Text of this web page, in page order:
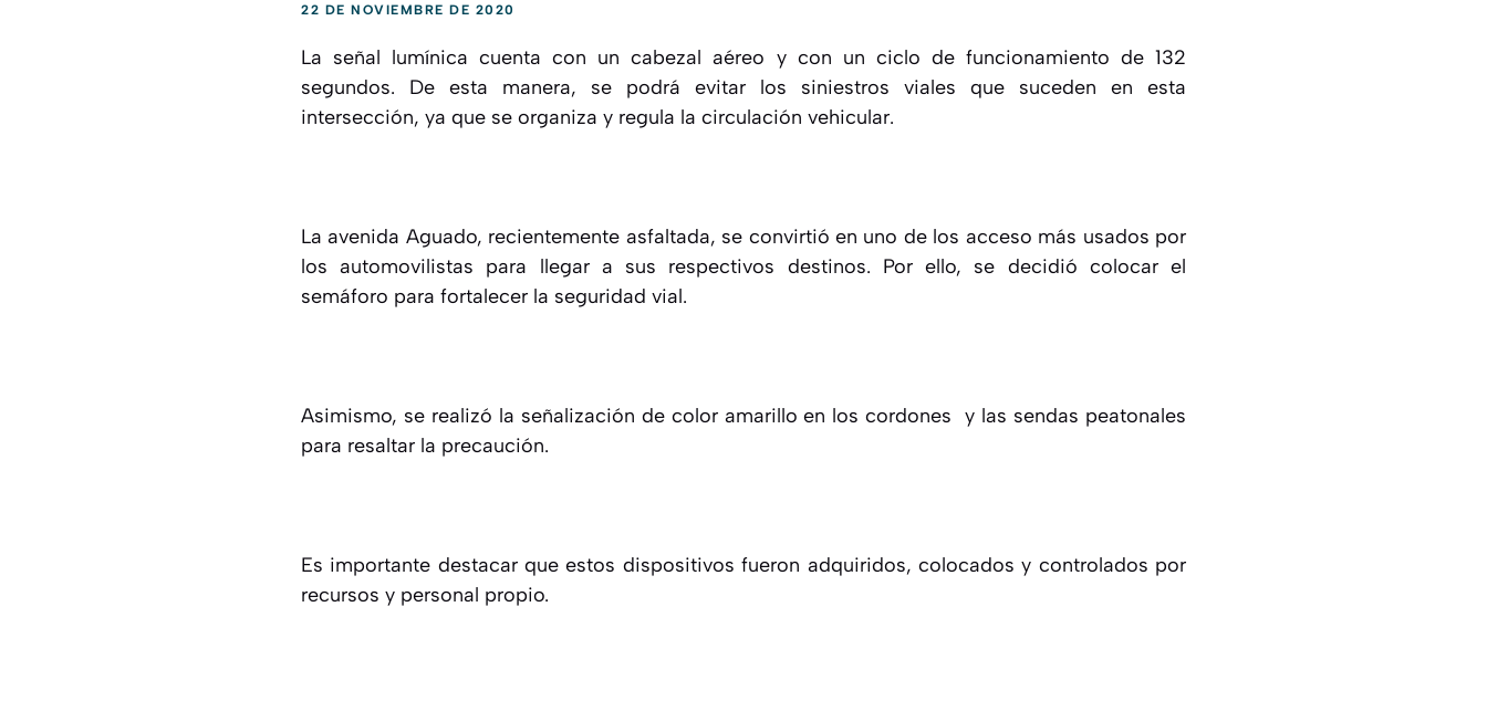
22 DE NOVIEMBRE DE 2020
La señal lumínica cuenta con un cabezal aéreo y con un ciclo de funcionamiento de 132
segundos. De esta manera, se podrá evitar los siniestros viales que suceden en esta
intersección, ya que se organiza y regula la circulación vehicular.
La avenida Aguado, recientemente asfaltada, se convirtió en uno de los acceso más usados por
los automovilistas para llegar a sus respectivos destinos. Por ello, se decidió colocar el
semáforo para fortalecer la seguridad vial.
Asimismo, se realizó la señalización de color amarillo en los cordones y las sendas peatonales
para resaltar la precaución.
Es importante destacar que estos dispositivos fueron adquiridos, colocados y controlados por
recursos y personal propio.